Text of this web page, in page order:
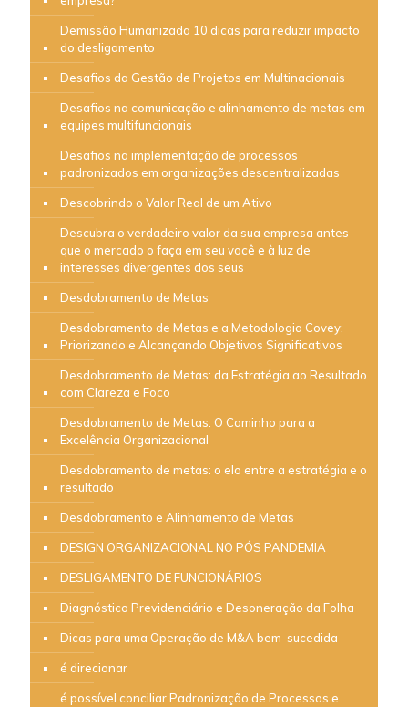
Demissão Humanizada 10 dicas para reduzir impacto
do desligamento
Desafios da Gestão de Projetos em Multinacionais
Desafios na comunicação e alinhamento de metas em
equipes multifuncionais
Desafios na implementação de processos
padronizados em organizações descentralizadas
Descobrindo o Valor Real de um Ativo
Descubra o verdadeiro valor da sua empresa antes
que o mercado o faça em seu você e à luz de
interesses divergentes dos seus
Desdobramento de Metas
Desdobramento de Metas e a Metodologia Covey:
Priorizando e Alcançando Objetivos Significativos
Desdobramento de Metas: da Estratégia ao Resultado
com Clareza e Foco
Desdobramento de Metas: O Caminho para a
Excelência Organizacional
Desdobramento de metas: o elo entre a estratégia e o
resultado
Desdobramento e Alinhamento de Metas
DESIGN ORGANIZACIONAL NO PÓS PANDEMIA
DESLIGAMENTO DE FUNCIONÁRIOS
Diagnóstico Previdenciário e Desoneração da Folha
Dicas para uma Operação de M&A bem-sucedida
é direcionar
é possível conciliar Padronização de Processos e